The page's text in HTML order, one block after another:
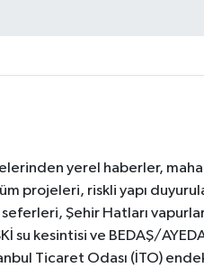
yerel haberler,
projeleri, riskli yapı
Şehir Hatları
su kesintisi ve BEDAŞ/
Ticaret Odası (İTO)